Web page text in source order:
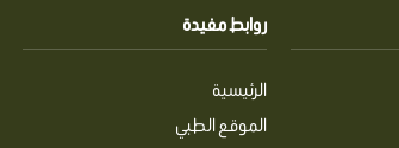
روابط مفيدة
الرئيسية
الموقع الطبي